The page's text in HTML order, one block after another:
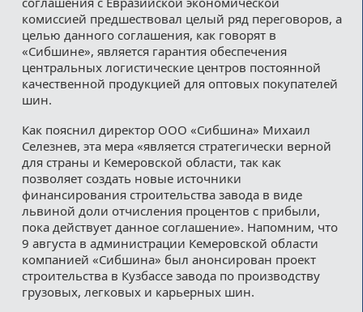
комиссией предшествовал целый ряд переговоров, а
целью данного соглашения, как говорят в
«Сибшине», является гарантия обеспечения
центральных логистические центров постоянной
качественной продукцией для оптовых покупателей
шин.
Как пояснил директор ООО «Сибшина» Михаил
Селезнев, эта мера «является стратегически верной
для страны и Кемеровской области, так как
позволяет создать новые источники
финансирования строительства завода в виде
львиной доли отчисления процентов с прибыли,
пока действует данное соглашение». Напомним, что
9 августа в администрации Кемеровской области
компанией «Сибшина» был анонсирован проект
строительства в Кузбассе завода по производству
грузовых, легковых и карьерных шин.